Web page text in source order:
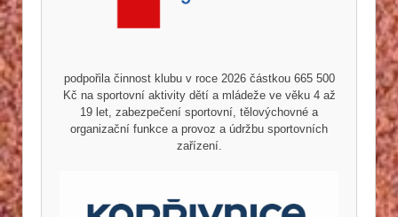
podpořila činnost klubu v roce 2026 částkou 665 500
Kč na sportovní aktivity dětí a mládeže ve věku 4 až
19 let, zabezpečení sportovní, tělovýchovné a
organizační funkce a provoz a údržbu sportovních
zařízení.